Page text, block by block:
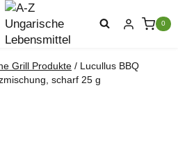
0
Grill Produkte / Lucullus BBQ
scharf 25 g